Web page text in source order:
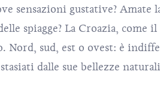
sensazioni gustative? Amate
spiagge? La Croazia, come il
Nord, sud, est o ovest: è
dalle sue bellezze